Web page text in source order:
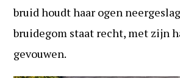
bruid houdt haar ogen
bruidegom staat recht, met zijn
gevouwen.